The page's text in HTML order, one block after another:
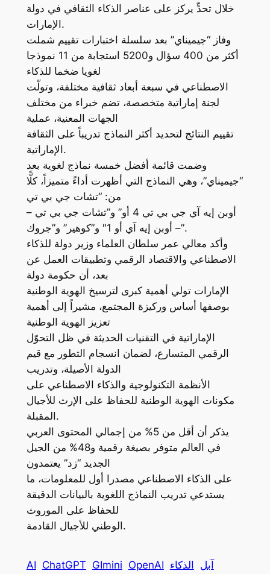
خلال تحدٍّ يركز على عناصر الذكاء الثقافي في دولة
الإمارات.
وفاز “جيميناي” بعد سلسلة اختبارات تقييم شملت
أكثر من 400 سؤال و5200 استجابة من 11 نموذجا
لغويا ضخما للذكاء
الاصطناعي في سبعة أبعاد ثقافية مختلفة، وتولّت
لجنة إماراتية متخصصة، تضم خبراء من مختلف
الجهات المعنية، عملية
تقييم النتائج لتحديد أكثر النماذج تدريباً على الثقافة
الإماراتية.
وضمت قائمة أفضل خمسة نماذج لغوية بعد
“جيميناي”، وهي النماذج التي أظهرت أداءً متميزاً، كلًّا
من: “تشات جي بي تي
– أوبن إيه آي جي بي تي 4 أو” و”تشات جي بي تي
– أوبن إيه آي أو 1″ و”كوهير” و”جروك”.
وأكد معالي عمر سلطان العلماء وزير دولة للذكاء
الاصطناعي والاقتصاد الرقمي وتطبيقات العمل عن
بعد، أن حكومة دولة
الإمارات تولي أهمية كبرى لترسيخ الهوية الوطنية
بوصفها أساس وركيزة المجتمع، مشيراً إلى أهمية
تعزيز الهوية الوطنية
الإماراتية في التقنيات الحديثة في ظل التحوّل
الرقمي المتسارع، لضمان انسجام التطور مع قيم
الدولة الأصيلة، وتدريب
الأنظمة التكنولوجية والذكاء الاصطناعي على
مكونات الهوية الوطنية للحفاظ على الإرث للأجيال
المقبلة.
يذكر أن أقل من 5% من إجمالي المحتوى العربي
في العالم متوفر بصيغة رقمية و48% من الجيل
الجديد “زد” يعتمدون
على الذكاء الاصطناعي مصدرا أول للمعلومات، ما
يستدعي تدريب النماذج اللغوية بالبيانات الدقيقة
للحفاظ على الموروث
الوطني للأجيال القادمة.
AI ChatGPT GImini OpenAI آبل
الذكاء